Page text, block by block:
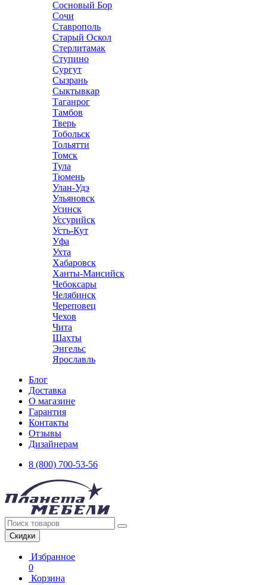
Сосновый Бор
Сочи
Ставрополь
Старый Оскол
Стерлитамак
Ступино
Сургут
Сызрань
Сыктывкар
Таганрог
Тамбов
Тверь
Тобольск
Тольятти
Томск
Тула
Тюмень
Улан-Удэ
Ульяновск
Усинск
Уссурийск
Усть-Кут
Уфа
Ухта
Хабаровск
Ханты-Мансийск
Чебоксары
Челябинск
Череповец
Чехов
Чита
Шахты
Энгельс
Ярославль
Блог
Доставка
О магазине
Гарантия
Контакты
Отзывы
Дизайнерам
8 (800) 700-53-56
Скидки
Избранное
0
Корзина